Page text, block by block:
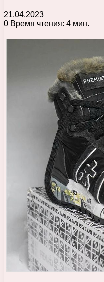
21.04.2023
0 Время чтения: 4 мин.